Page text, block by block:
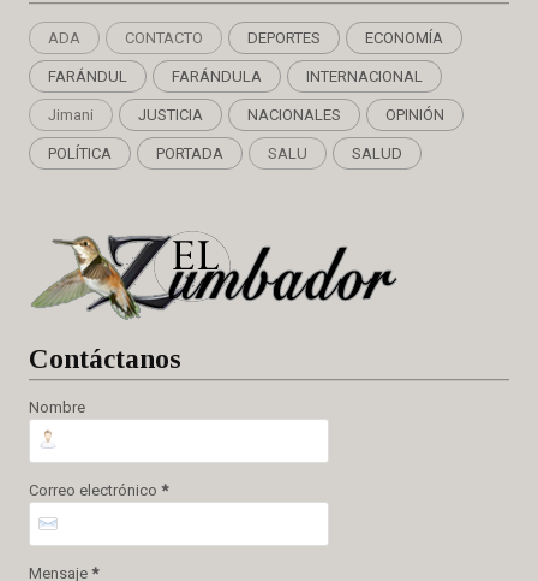
ADA CONTACTO DEPORTES ECONOMÍA
FARÁNDUL FARÁNDULA INTERNACIONAL
Jimani JUSTICIA NACIONALES OPINIÓN
POLÍTICA PORTADA SALU SALUD
Contáctanos
Nombre
Correo electrónico *
Mensaje *